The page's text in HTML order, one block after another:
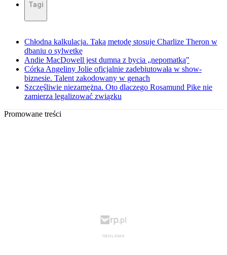
Tagi
Chłodna kalkulacja. Taką metodę stosuje Charlize Theron w
dbaniu o sylwetkę
Andie MacDowell jest dumna z bycia „nepomatką"
Córka Angeliny Jolie oficjalnie zadebiutowała w show-
biznesie. Talent zakodowany w genach
Szczęśliwie niezamężna. Oto dlaczego Rosamund Pike nie
zamierza legalizować związku
Promowane treści